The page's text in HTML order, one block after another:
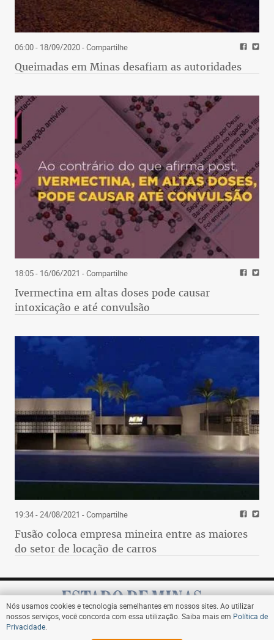
06:00 - 18/09/2020- Compartilhe
Queimadas em Minas desafiam as autoridades
18:05 - 16/06/2021 - Compartilhe
Ivermectina em altas doses pode causar
intoxicação e até convulsão
19:34 - 24/08/2021 - Compartilhe
Fusão coloca empresa mineira entre as maiores
do setor de locação de carros
Nós usamos cookies e tecnologia semelhantes em nossos sites. Ao utilizar
nossos serviços, você concorda com essa utilização. Saiba mais em Política de
Privacidade